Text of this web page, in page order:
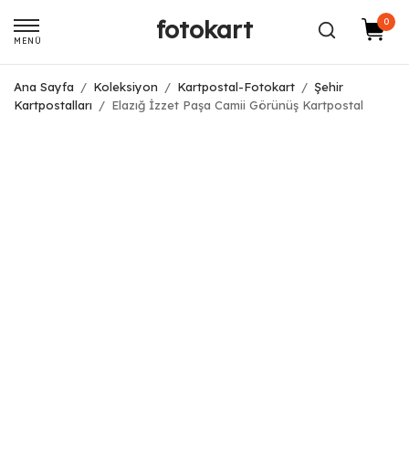
MENÜ fotokart 0
Ana Sayfa / Koleksiyon / Kartpostal-Fotokart / Şehir
Kartpostalları
/ Elazığ İzzet Paşa Camii Görünüş Kartpostal